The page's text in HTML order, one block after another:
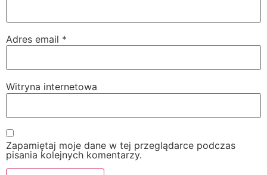
Adres email *
Witryna internetowa
Zapamiętaj moje dane w tej przeglądarce podczas
pisania kolejnych komentarzy.